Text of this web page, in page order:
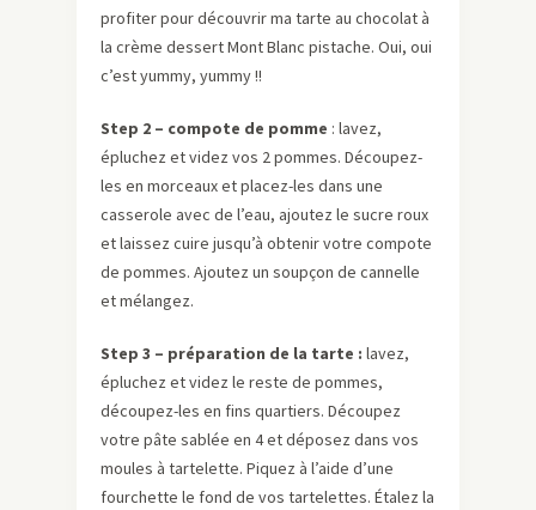
profiter pour découvrir ma tarte au chocolat à
la crème dessert Mont Blanc pistache. Oui, oui
c’est yummy, yummy !!
Step 2 – compote de pomme : lavez,
épluchez et videz vos 2 pommes. Découpez-
les en morceaux et placez-les dans une
casserole avec de l’eau, ajoutez le sucre roux
et laissez cuire jusqu’à obtenir votre compote
de pommes. Ajoutez un soupçon de cannelle
et mélangez.
Step 3 – préparation de la tarte : lavez,
épluchez et videz le reste de pommes,
découpez-les en fins quartiers. Découpez
votre pâte sablée en 4 et déposez dans vos
moules à tartelette. Piquez à l’aide d’une
fourchette le fond de vos tartelettes. Étalez la